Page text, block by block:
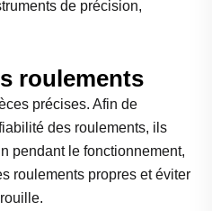
de précision,
roulements
précises. Afin de
des roulements, ils
pendant le fonctionnement,
roulements propres et éviter